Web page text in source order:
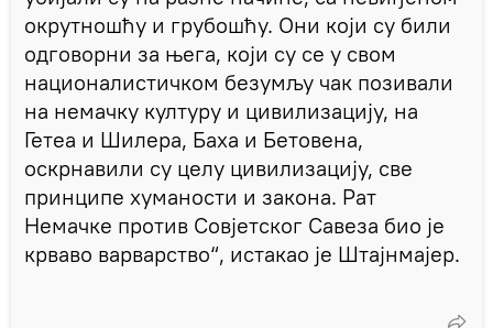
окрутношћу и грубошћу. Они који су били
одговорни за њега, који су се у свом
националистичком безумљу чак позивали
на немачку културу и цивилизацију, на
Гетеа и Шилера, Баха и Бетовена,
оскрнавили су целу цивилизацију, све
принципе хуманости и закона. Рат
Немачке против Совјетског Савеза био је
крваво варварство“, истакао је Штајнмајер.